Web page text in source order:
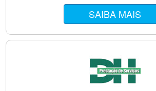
SAIBA MAIS